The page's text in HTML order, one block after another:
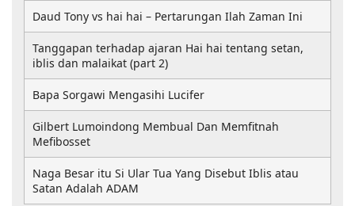
Daud Tony vs hai hai – Pertarungan Ilah Zaman Ini
Tanggapan terhadap ajaran Hai hai tentang setan,
iblis dan malaikat (part 2)
Bapa Sorgawi Mengasihi Lucifer
Gilbert Lumoindong Membual Dan Memfitnah
Mefibosset
Naga Besar itu Si Ular Tua Yang Disebut Iblis atau
Satan Adalah ADAM